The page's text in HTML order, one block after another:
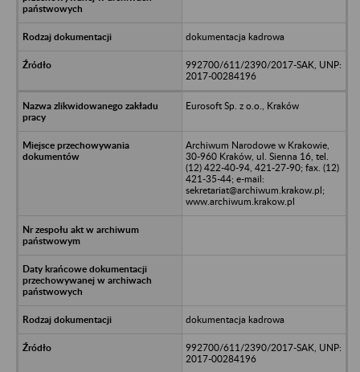
dokumentacja kadrowa
992700/611/2390/2017-SAK, UNP:
2017-00284196
Eurosoft Sp. z o.o., Kraków
Archiwum Narodowe w Krakowie,
30-960 Kraków, ul. Sienna 16, tel.
(12) 422-40-94, 421-27-90; fax. (12)
421-35-44; e-mail:
sekretariat@archiwum.krakow.pl;
www.archiwum.krakow.pl
dokumentacja kadrowa
992700/611/2390/2017-SAK, UNP:
2017-00284196